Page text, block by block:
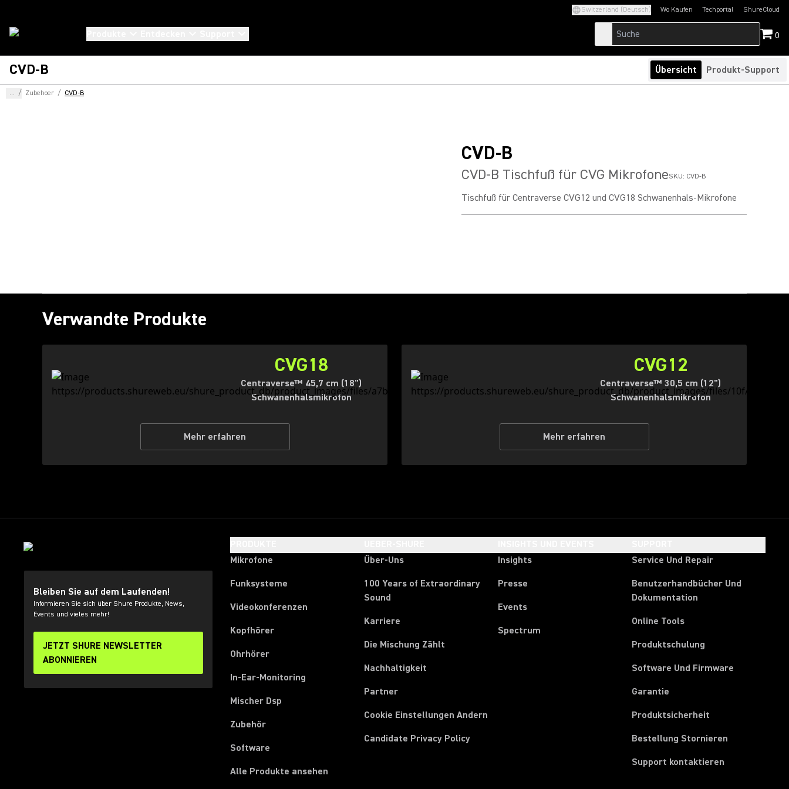
Switzerland (Deutsch) Wo Kaufen Techportal
(Opens in a new tab)ShureCloud
(Opens in a new
0
CVD-B Übersicht Produkt-Support
... / Zubehoer / CVD-B
CVD-B
CVD-B Tischfuß für CVG MikrofoneSKU: CVD-B
Tischfuß für Centraverse CVG12 und CVG18 Schwanenhals-Mikrofone
Verwandte Produkte
CVG18
Centraverse™ 45,7 cm (18")
Schwanenhalsmikrofon
Mehr erfahren
CVG12
Centraverse™ 30,5 cm (12")
Schwanenhalsmikrofon
Mehr erfahren
Bleiben Sie auf dem Laufenden!
Informieren Sie sich über Shure Produkte, News,
Events und vieles mehr!
JETZT SHURE NEWSLETTER
ABONNIEREN
Mikrofone
Funksysteme
Videokonferenzen
Kopfhörer
Ohrhörer
In-Ear-Monitoring
Mischer Dsp
Zubehör
Software
Alle Produkte ansehen
Über-Uns
100 Years of Extraordinary
Sound
Karriere
Die Mischung Zählt
Nachhaltigkeit
Partner
Cookie Einstellungen Andern
Candidate Privacy Policy
Insights
Presse
Events
Spectrum
Service Und Repair
Benutzerhandbücher Und
Dokumentation
Online Tools
Produktschulung
Software Und Firmware
Garantie
Produktsicherheit
Bestellung Stornieren
Support kontaktieren